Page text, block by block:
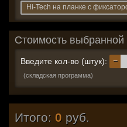
Hi-Tech на планке с
Стоимость
Введите кол-во (штук): −
(складская программа)
Итого: 0 руб.